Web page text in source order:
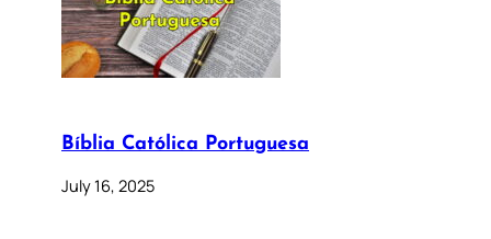
Bíblia Católica Portuguesa
July 16, 2025